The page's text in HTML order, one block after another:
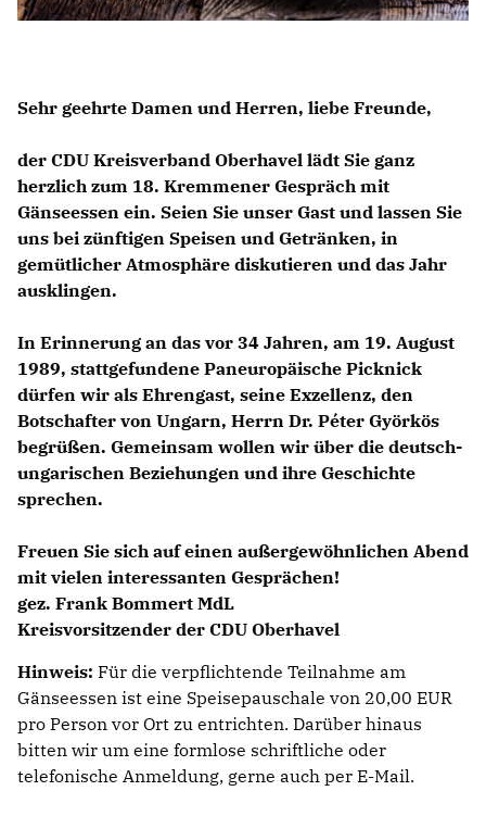
Sehr geehrte Damen und Herren, liebe Freunde,
der CDU Kreisverband Oberhavel lädt Sie ganz
herzlich zum 18. Kremmener Gespräch mit
Gänseessen ein. Seien Sie unser Gast und lassen Sie
uns bei zünftigen Speisen und Getränken, in
gemütlicher Atmosphäre diskutieren und das Jahr
ausklingen.
In Erinnerung an das vor 34 Jahren, am 19. August
1989, stattgefundene Paneuropäische Picknick
dürfen wir als Ehrengast, seine Exzellenz, den
Botschafter von Ungarn, Herrn Dr. Péter Györkös
begrüßen. Gemeinsam wollen wir über die deutsch-
ungarischen Beziehungen und ihre Geschichte
sprechen.
Freuen Sie sich auf einen außergewöhnlichen Abend
mit vielen interessanten Gesprächen!
gez. Frank Bommert MdL
Kreisvorsitzender der CDU Oberhavel
Hinweis: Für die verpflichtende Teilnahme am
Gänseessen ist eine Speisepauschale von 20,00 EUR
pro Person vor Ort zu entrichten. Darüber hinaus
bitten wir um eine formlose schriftliche oder
telefonische Anmeldung, gerne auch per E-Mail.